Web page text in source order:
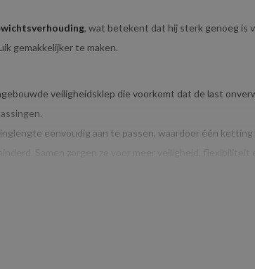
, wat betekent dat hij sterk genoeg is
gemakkelijker te maken.
veiligheidsklep die voorkomt dat de last
eenvoudig aan te passen, waardoor één